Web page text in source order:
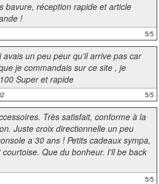
bavure, réception rapide et article
!
5/5
un peu peur qu’il arrive pas car
je commandais sur ce site , je
Super et rapide
5/5
Très satisfait, conforme à la
Juste croix directionnelle un peu
a 30 ans ! Petits cadeaux sympa,
Que du bonheur. I'll be back
5/5